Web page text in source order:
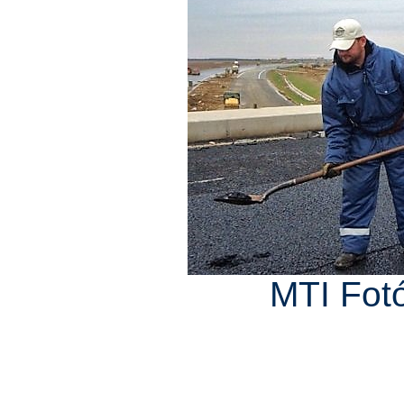
MTI